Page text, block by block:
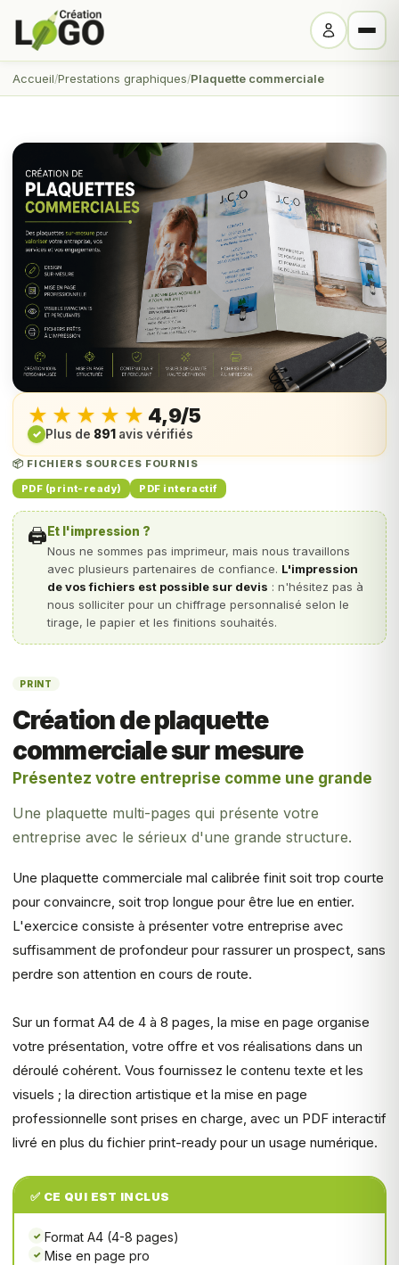
Accueil Prestations graphiques Plaquette commerciale
★★★★★
★★★★★ 4,9/5
✓ Plus de 891 avis vérifiés
📦 FICHIERS SOURCES FOURNIS
PDF (print-ready)
PDF interactif
🖨️ Et l'impression ?
Nous ne sommes pas imprimeur, mais nous travaillons
avec plusieurs partenaires de confiance. L'impression
de vos fichiers est possible sur devis : n'hésitez pas à
nous solliciter pour un chiffrage personnalisé selon le
tirage, le papier et les finitions souhaités.
PRINT
Création de plaquette
commerciale sur mesure
Présentez votre entreprise comme une grande
Une plaquette multi-pages qui présente votre
entreprise avec le sérieux d'une grande structure.
Une plaquette commerciale mal calibrée finit soit trop courte
pour convaincre, soit trop longue pour être lue en entier.
L'exercice consiste à présenter votre entreprise avec
suffisamment de profondeur pour rassurer un prospect, sans
perdre son attention en cours de route.
Sur un format A4 de 4 à 8 pages, la mise en page organise
votre présentation, votre offre et vos réalisations dans un
déroulé cohérent. Vous fournissez le contenu texte et les
visuels ; la direction artistique et la mise en page
professionnelle sont prises en charge, avec un PDF interactif
livré en plus du fichier print-ready pour un usage numérique.
✅ CE QUI EST INCLUS
✓ Format A4 (4-8 pages)
✓ Mise en page pro